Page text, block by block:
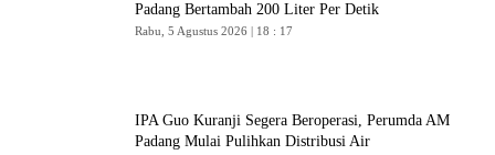
Padang Bertambah 200 Liter Per Detik
Rabu, 5 Agustus 2026 | 18 : 17
IPA Guo Kuranji Segera Beroperasi, Perumda AM
Padang Mulai Pulihkan Distribusi Air